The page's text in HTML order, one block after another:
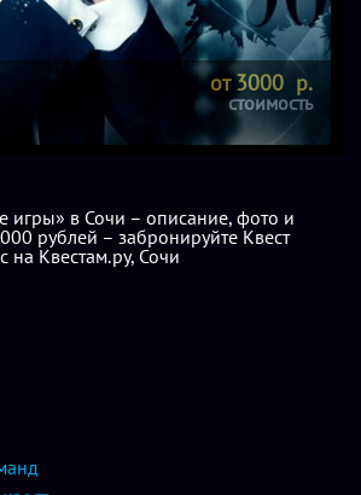
от 3000 р.
стоимость
игры» в Сочи – описание, фото и
рублей – забронируйте Квест
на Квестам.ру, Сочи